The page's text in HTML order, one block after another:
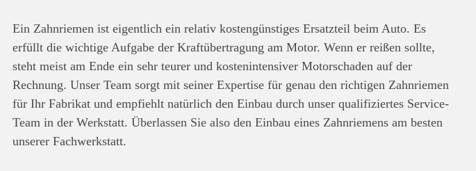
Ein Zahnriemen ist eigentlich ein relativ kostengünstiges Ersatzteil beim Auto. Es
erfüllt die wichtige Aufgabe der Kraftübertragung am Motor. Wenn er reißen sollte,
steht meist am Ende ein sehr teurer und kostenintensiver Motorschaden auf der
Rechnung. Unser Team sorgt mit seiner Expertise für genau den richtigen Zahnriemen
für Ihr Fabrikat und empfiehlt natürlich den Einbau durch unser qualifiziertes Service-
Team in der Werkstatt. Überlassen Sie also den Einbau eines Zahnriemens am besten
unserer Fachwerkstatt.